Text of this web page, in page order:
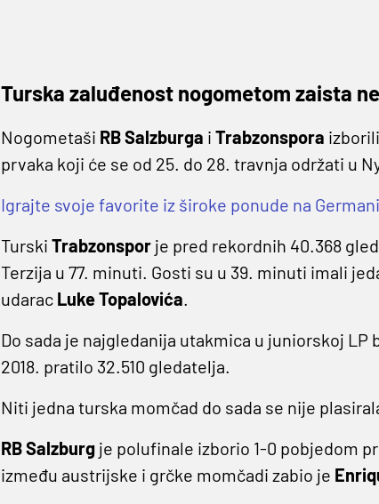
Turska zaluđenost nogometom zaista
Nogometaši RB Salzburga i Trabzonspora
prvaka koji će se od 25. do 28. travnja održati u
Igrajte svoje favorite iz široke ponude na
Turski Trabzonspor je pred rekordnih 40.368
Terzija u 77. minuti. Gosti su u 39. minuti imali
udarac Luke Topalovića.
Do sada je najgledanija utakmica u juniorskoj LP
2018. pratilo 32.510 gledatelja.
Niti jedna turska momčad do sada se nije
RB Salzburg je polufinale izborio 1-0 pobjedom
između austrijske i grčke momčadi zabio je